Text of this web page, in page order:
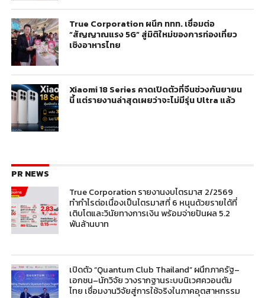
True Corporation ผนึก ททท. เชื่อมต่อ
“สัญญาณแรง 5G” สู่มิติใหม่ของการท่องเที่ยว
เชิงอาหารไทย
Xiaomi 18 Series คาดเปิดตัวที่จีนช่วงกันยายน
นี้ แต่รายงานล่าสุดเผยว่าจะไม่มีรุ่น Ultra แล้ว
PR NEWS
True Corporation รายงานงบไตรมาส 2/2569
ทำกำไรต่อเนื่องเป็นไตรมาสที่ 6 หนุนด้วยรายได้ที่
เติบโตและวินัยทางการเงิน พร้อมจ่ายปันผล 5.2
พันล้านบาท
เปิดตัว “Quantum Club Thailand” ผนึกภาครัฐ–
เอกชน–นักวิจัย วางรากฐานระบบนิเวศควอนตัม
ไทย เชื่อมงานวิจัยสู่การใช้จริงในภาคอุตสาหกรรม